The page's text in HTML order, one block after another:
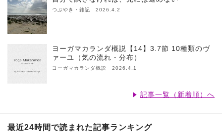
つぶやき・雑記 2026.4.2
ヨーガマカランダ概説【14】3.7節 10種類のヴ
ァーユ（気の流れ・分布）
ヨーガマカランダ概説 2026.4.1
記事一覧（新着順）へ
最近24時間で読まれた記事ランキング